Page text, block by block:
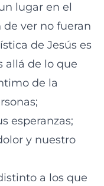
lugar en el
ver no fueran
de Jesús es
allá de lo que
de la
esperanzas;
y nuestro
a los que